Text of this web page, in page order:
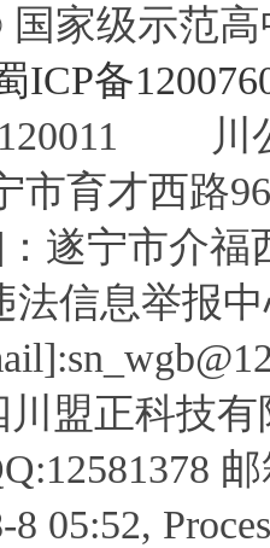
国家级示范
ICP备
川公
市育才西路
遂宁市介
信息举报
盟正科技有
05:52,